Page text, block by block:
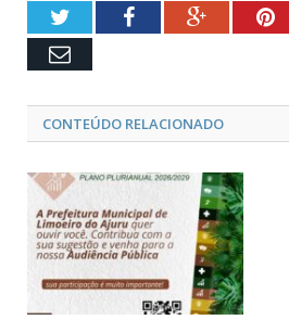
TwitterFacebookGoogle+
Email
CONTEÚDO RELACIONADO